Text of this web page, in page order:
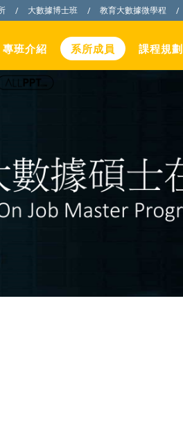
/ 大數據博士班 / 教育大數據微學程 /
專班介紹 系所成員 課程規劃